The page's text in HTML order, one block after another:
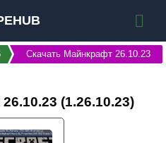
Скачать Майнкрафт 26.10.23
(1.26.10.23)